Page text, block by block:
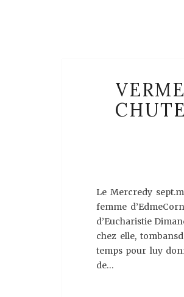
Le Mercredy
femme
d’Eucharistie
chez elle,
temps pour luy
de…